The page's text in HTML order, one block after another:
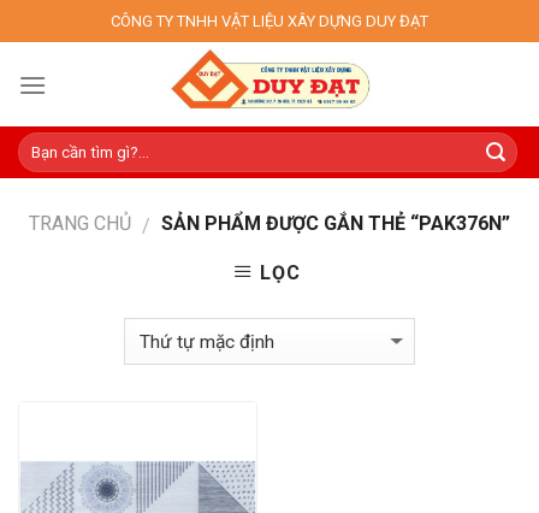
to
content
CÔNG TY TNHH VẬT LIỆU XÂY DỰNG DUY ĐẠT
TRANG CHỦ / SẢN PHẨM ĐƯỢC GẮN THẺ “PAK376N”
LỌC